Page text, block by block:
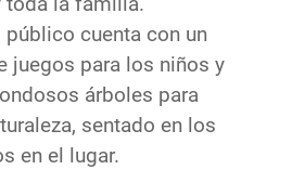
público cuenta con un
juegos para los niños y
árboles para
sentado en los
en el lugar.